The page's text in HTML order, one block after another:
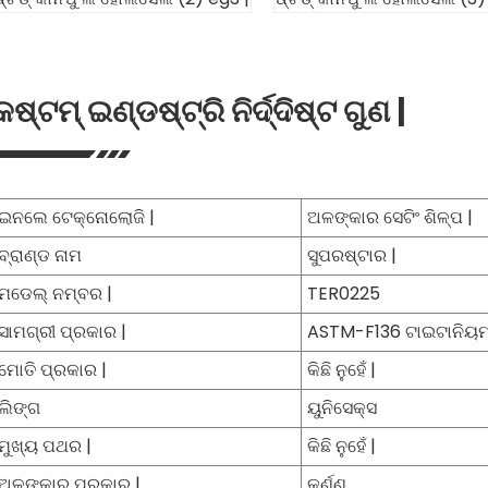
ଇଣ୍ଡଷ୍ଟ୍ରି ନିର୍ଦ୍ଦିଷ୍ଟ ଗୁଣ |
ଟେକ୍ନୋଲୋଜି |
ଅଳଙ୍କାର ସେଟିଂ ଶିଳ୍ପ |
ନାମ
ସୁପରଷ୍ଟାର |
ନମ୍ବର |
TER0225
ପ୍ରକାର |
ASTM-F136
ପ୍ରକାର |
କିଛି ନୁହେଁ |
ୟୁନିସେକ୍ସ
ପଥର |
କିଛି ନୁହେଁ |